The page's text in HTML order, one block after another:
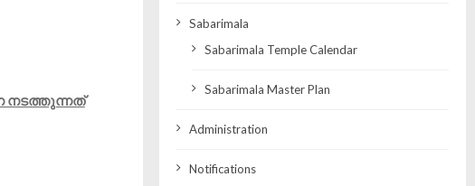
നടത്തുന്നത്
Sabarimala
Sabarimala Temple Calendar
Sabarimala Master Plan
Administration
Notifications